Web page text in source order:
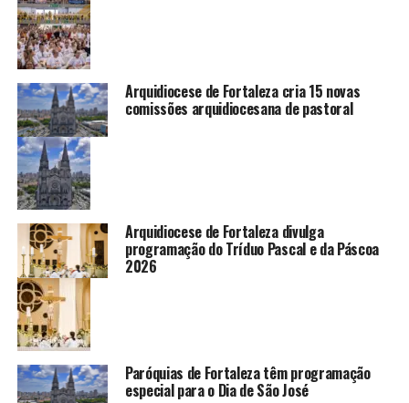
Arquidiocese de Fortaleza cria 15 novas
comissões arquidiocesana de pastoral
Arquidiocese de Fortaleza divulga
programação do Tríduo Pascal e da Páscoa
2026
Paróquias de Fortaleza têm programação
especial para o Dia de São José